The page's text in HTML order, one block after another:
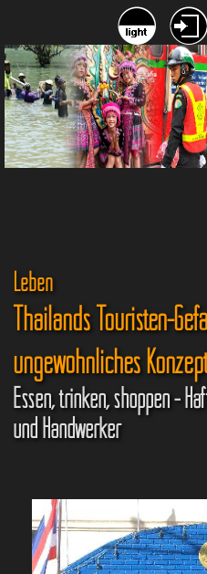
Leben
Thailands Touristen-
ungewöhnliches
Essen, trinken, shoppen -
und Handwerker